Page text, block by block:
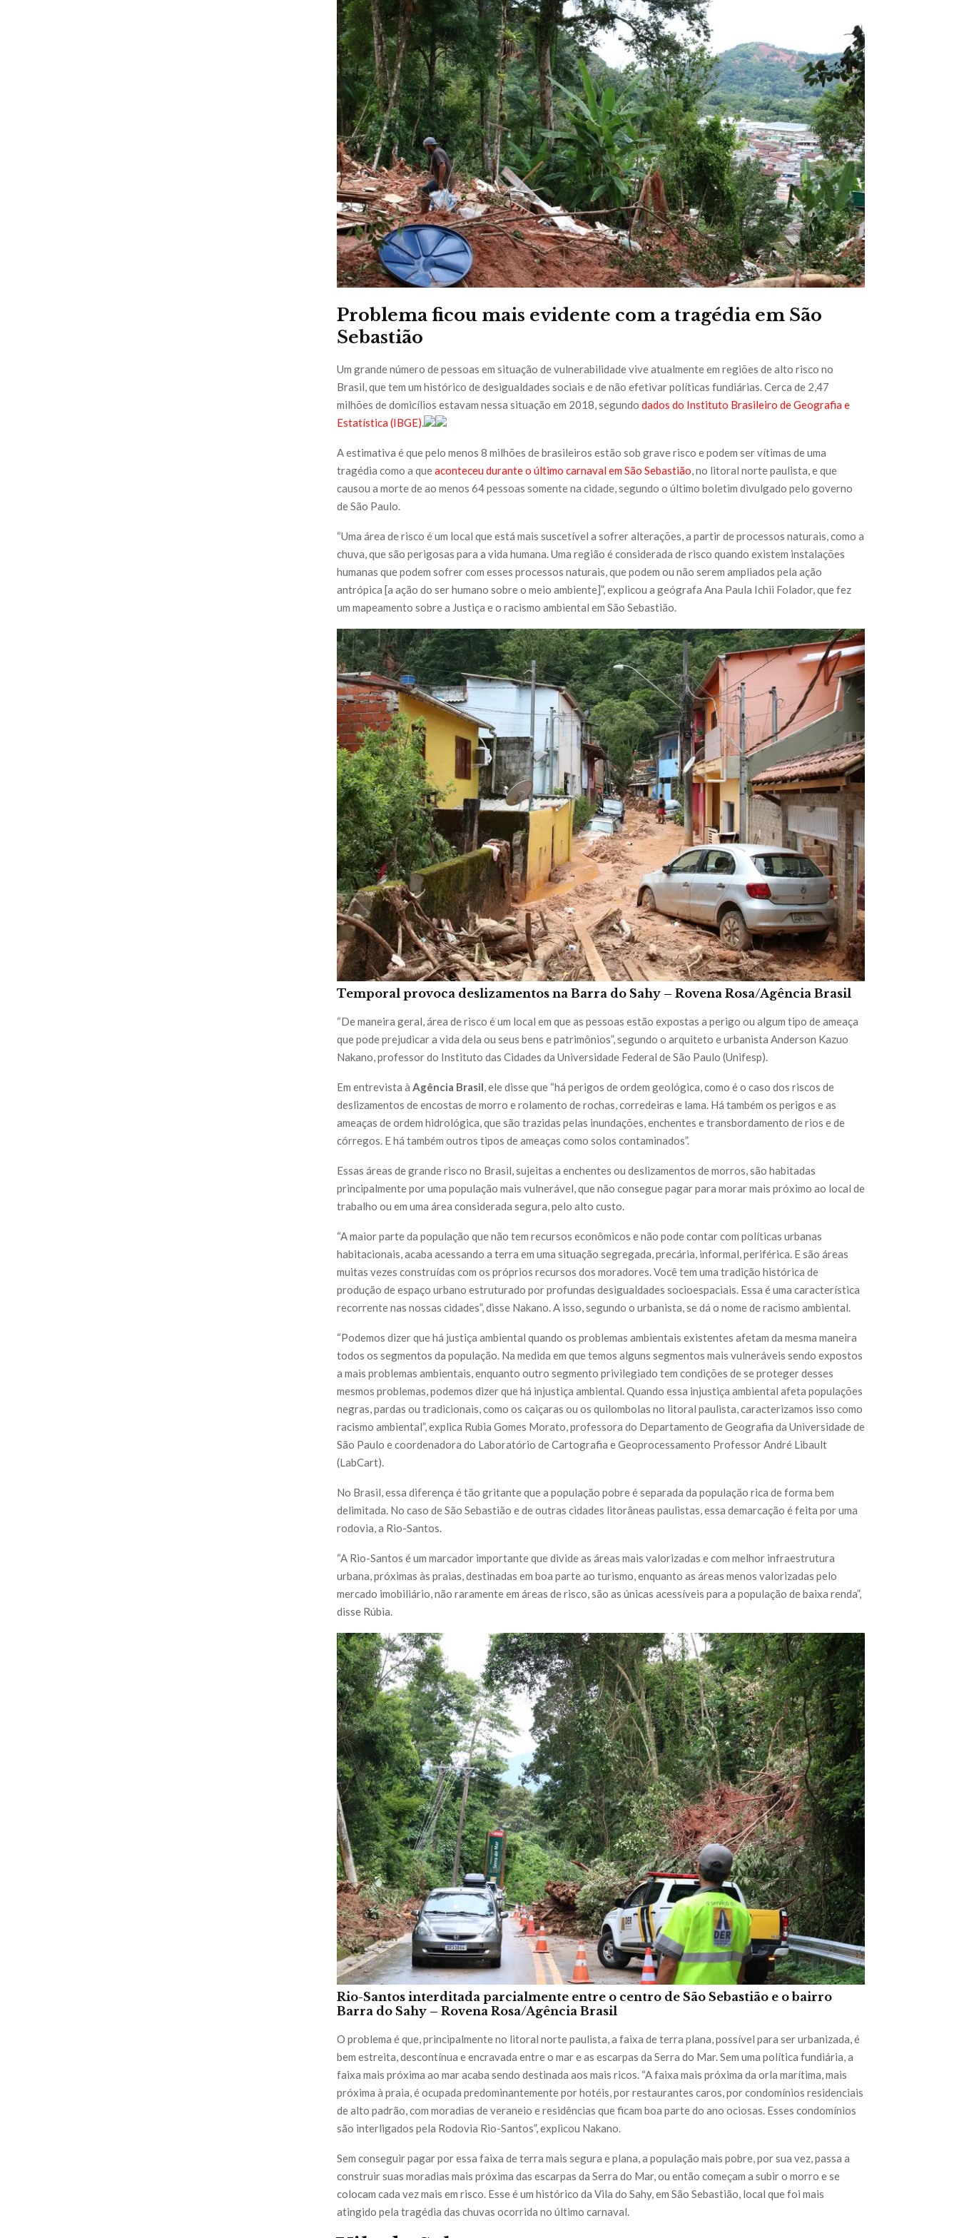
Problema ficou mais evidente com a tragédia em São
Sebastião
Um grande número de pessoas em situação de vulnerabilidade vive atualmente em regiões de alto risco no
Brasil, que tem um histórico de desigualdades sociais e de não efetivar políticas fundiárias. Cerca de 2,47
milhões de domicílios estavam nessa situação em 2018, segundo dados do Instituto Brasileiro de Geografia e
Estatística (IBGE).
A estimativa é que pelo menos 8 milhões de brasileiros estão sob grave risco e podem ser vítimas de uma
tragédia como a queaconteceu durante o último carnaval em São Sebastião, no litoral norte paulista, e que
causou a morte de ao menos 64 pessoas somente na cidade, segundo o último boletim divulgado pelo governo
de São Paulo.
“Uma área de risco é um local que está mais suscetível a sofrer alterações, a partir de processos naturais, como a
chuva, que são perigosas para a vida humana. Uma região é considerada de risco quando existem instalações
humanas que podem sofrer com esses processos naturais, que podem ou não serem ampliados pela ação
antrópica [a ação do ser humano sobre o meio ambiente]”, explicou a geógrafa Ana Paula Ichii Folador, que fez
um mapeamento sobre a Justiça e o racismo ambiental em São Sebastião.
Temporal provoca deslizamentos na Barra do Sahy – Rovena Rosa/Agência Brasil
“De maneira geral, área de risco é um local em que as pessoas estão expostas a perigo ou algum tipo de ameaça
que pode prejudicar a vida dela ou seus bens e patrimônios”, segundo o arquiteto e urbanista Anderson Kazuo
Nakano, professor do Instituto das Cidades da Universidade Federal de São Paulo (Unifesp).
Em entrevista à Agência Brasil, ele disse que “há perigos de ordem geológica, como é o caso dos riscos de
deslizamentos de encostas de morro e rolamento de rochas, corredeiras e lama. Há também os perigos e as
ameaças de ordem hidrológica, que são trazidas pelas inundações, enchentes e transbordamento de rios e de
córregos. E há também outros tipos de ameaças como solos contaminados”.
Essas áreas de grande risco no Brasil, sujeitas a enchentes ou deslizamentos de morros, são habitadas
principalmente por uma população mais vulnerável, que não consegue pagar para morar mais próximo ao local de
trabalho ou em uma área considerada segura, pelo alto custo.
“A maior parte da população que não tem recursos econômicos e não pode contar com políticas urbanas
habitacionais, acaba acessando a terra em uma situação segregada, precária, informal, periférica. E são áreas
muitas vezes construídas com os próprios recursos dos moradores. Você tem uma tradição histórica de
produção de espaço urbano estruturado por profundas desigualdades socioespaciais. Essa é uma característica
recorrente nas nossas cidades”, disse Nakano. A isso, segundo o urbanista, se dá o nome de racismo ambiental.
“Podemos dizer que há justiça ambiental quando os problemas ambientais existentes afetam da mesma maneira
todos os segmentos da população. Na medida em que temos alguns segmentos mais vulneráveis sendo expostos
a mais problemas ambientais, enquanto outro segmento privilegiado tem condições de se proteger desses
mesmos problemas, podemos dizer que há injustiça ambiental. Quando essa injustiça ambiental afeta populações
negras, pardas ou tradicionais, como os caiçaras ou os quilombolas no litoral paulista, caracterizamos isso como
racismo ambiental”, explica Rubia Gomes Morato, professora do Departamento de Geografia da Universidade de
São Paulo e coordenadora do Laboratório de Cartografia e Geoprocessamento Professor André Libault
(LabCart).
No Brasil, essa diferença é tão gritante que a população pobre é separada da população rica de forma bem
delimitada. No caso de São Sebastião e de outras cidades litorâneas paulistas, essa demarcação é feita por uma
rodovia, a Rio-Santos.
“A Rio-Santos é um marcador importante que divide as áreas mais valorizadas e com melhor infraestrutura
urbana, próximas às praias, destinadas em boa parte ao turismo, enquanto as áreas menos valorizadas pelo
mercado imobiliário, não raramente em áreas de risco, são as únicas acessíveis para a população de baixa renda”,
disse Rúbia.
Rio-Santos interditada parcialmente entre o centro de São Sebastião e o bairro
Barra do Sahy – Rovena Rosa/Agência Brasil
O problema é que, principalmente no litoral norte paulista, a faixa de terra plana, possível para ser urbanizada, é
bem estreita, descontínua e encravada entre o mar e as escarpas da Serra do Mar. Sem uma política fundiária, a
faixa mais próxima ao mar acaba sendo destinada aos mais ricos. “A faixa mais próxima da orla marítima, mais
próxima à praia, é ocupada predominantemente por hotéis, por restaurantes caros, por condomínios residenciais
de alto padrão, com moradias de veraneio e residências que ficam boa parte do ano ociosas. Esses condomínios
são interligados pela Rodovia Rio-Santos”, explicou Nakano.
Sem conseguir pagar por essa faixa de terra mais segura e plana, a população mais pobre, por sua vez, passa a
construir suas moradias mais próxima das escarpas da Serra do Mar, ou então começam a subir o morro e se
colocam cada vez mais em risco. Esse é um histórico da Vila do Sahy, em São Sebastião, local que foi mais
atingido pela tragédia das chuvas ocorrida no último carnaval.